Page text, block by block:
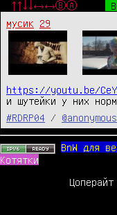
↑↑↓↓←→←→ⒷⒶ
мусик
29
https://youtu.be/
и шутейки у них норм
#RDRP04
/ @anonymous
BnW для
Котятки